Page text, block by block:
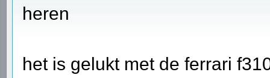
heren
het is gelukt met de ferrari